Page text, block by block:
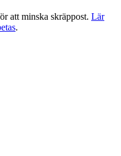
att minska skräppost. Lär
.